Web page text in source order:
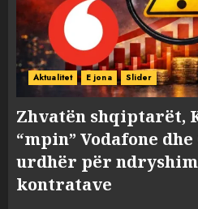
Aktualitet E jona Slider
Zhvatën shqiptarët,
“mpin” Vodafone
urdhër për
kontratave